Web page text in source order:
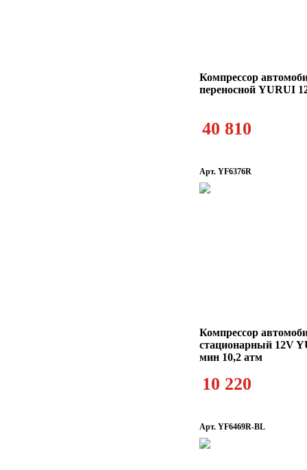
Компрессор
переносной YURUI
40 810
Арт. YF6376R
Компрессор
стационарный 12V
мин 10,2 атм
10 220
Арт. YF6469R-BL